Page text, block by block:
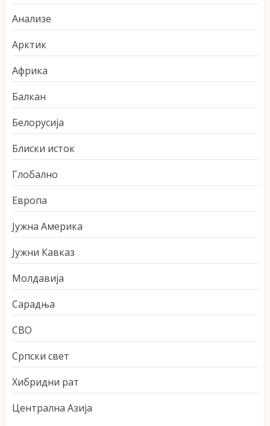
Анализе
Арктик
Африка
Балкан
Белорусија
Блиски исток
Глобално
Европа
Јужна Америка
Јужни Кавказ
Молдавија
Сарадња
СВО
Српски свет
Хибридни рат
Централна Азија